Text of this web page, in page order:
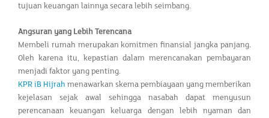
tujuan keuangan lainnya secara lebih seimbang.
Angsuran yang Lebih Terencana
Membeli rumah merupakan komitmen finansial jangka panjang.
Oleh karena itu, kepastian dalam merencanakan pembayaran
menjadi faktor yang penting.
KPR iB Hijrah menawarkan skema pembiayaan yang memberikan
kejelasan sejak awal sehingga nasabah dapat menyusun
perencanaan keuangan keluarga dengan lebih nyaman dan